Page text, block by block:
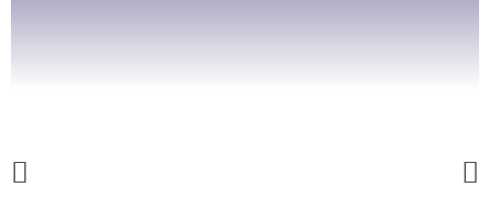
Previous